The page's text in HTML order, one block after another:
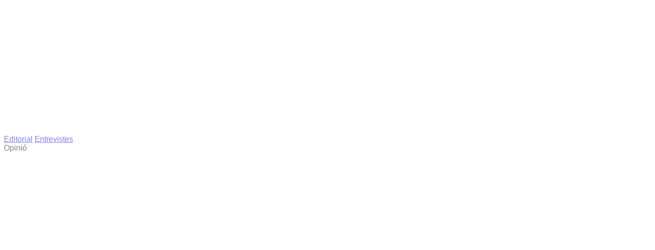
Editorial
Entrevistes
Opinió